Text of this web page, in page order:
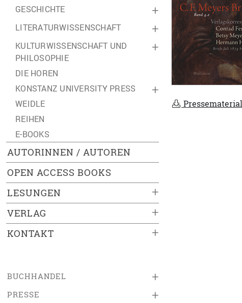
+
GESCHICHTE
+
LITERATURWISSENSCHAFT
+
KULTURWISSENSCHAFT UND
PHILOSOPHIE
DIE HOREN
+
KONSTANZ UNIVERSITY PRESS
WEIDLE
REIHEN
E-BOOKS
AUTORINNEN / AUTOREN
OPEN ACCESS BOOKS
+
LESUNGEN
+
VERLAG
+
KONTAKT
+
BUCHHANDEL
+
PRESSE
Pressematerial